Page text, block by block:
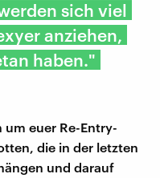
sich viel
anziehen,
haben."
euer Re-Entry-
die in der letzten
und darauf